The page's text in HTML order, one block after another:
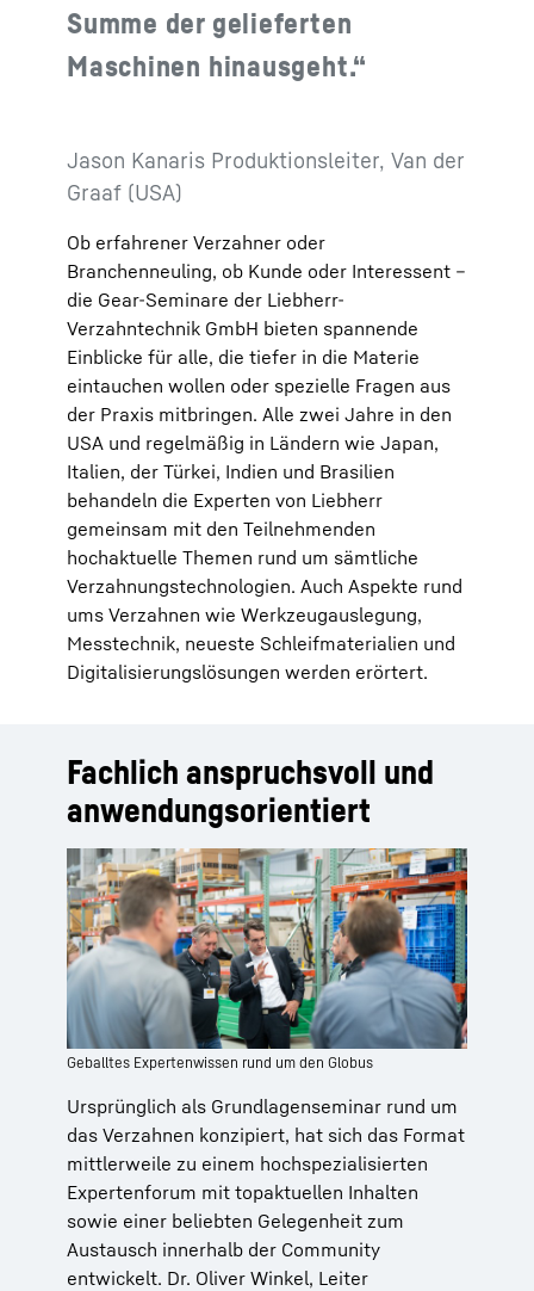
Summe der gelieferten
Maschinen hinausgeht.“
Jason Kanaris Produktionsleiter, Van der
Graaf (USA)
Ob erfahrener Verzahner oder
Branchenneuling, ob Kunde oder Interessent –
die Gear-Seminare der Liebherr-
Verzahntechnik GmbH bieten spannende
Einblicke für alle, die tiefer in die Materie
eintauchen wollen oder spezielle Fragen aus
der Praxis mitbringen. Alle zwei Jahre in den
USA und regelmäßig in Ländern wie Japan,
Italien, der Türkei, Indien und Brasilien
behandeln die Experten von Liebherr
gemeinsam mit den Teilnehmenden
hochaktuelle Themen rund um sämtliche
Verzahnungstechnologien. Auch Aspekte rund
ums Verzahnen wie Werkzeugauslegung,
Messtechnik, neueste Schleifmaterialien und
Digitalisierungslösungen werden erörtert.
Fachlich anspruchsvoll und
anwendungsorientiert
Geballtes Expertenwissen rund um den Globus
Ursprünglich als Grundlagenseminar rund um
das Verzahnen konzipiert, hat sich das Format
mittlerweile zu einem hochspezialisierten
Expertenforum mit topaktuellen Inhalten
sowie einer beliebten Gelegenheit zum
Austausch innerhalb der Community
entwickelt. Dr. Oliver Winkel, Leiter